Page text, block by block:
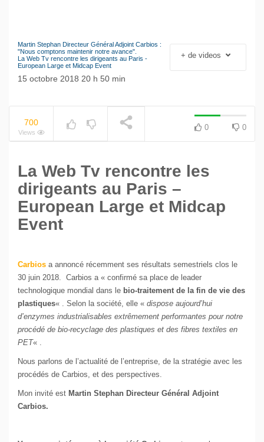
NOW PLAYING
Le séisme industriel
Volkswagen
Martin Stephan Directeur Général Adjoint Carbios :
"Nous comptons maintenir notre avance".
La Web Tv rencontre les dirigeants au Paris -
European Large et Midcap Event
15 octobre 2018 20 h 50 min
+ de videos
700
Views
0 0
La Web Tv rencontre les
dirigeants au Paris –
European Large et Midcap
Event
Carbios a annoncé récemment ses résultats semestriels clos le
30 juin 2018. Carbios a « confirmé sa place de leader
technologique mondial dans le bio-traitement de la fin de vie des
plastiques« . Selon la société, elle « dispose aujourd’hui
d’enzymes industrialisables extrêmement performantes pour notre
procédé de bio-recyclage des plastiques et des fibres textiles en
PET« .
Nous parlons de l’actualité de l’entreprise, de la stratégie avec les
procédés de Carbios, et des perspectives.
Mon invité est Martin Stephan Directeur Général Adjoint
Carbios.